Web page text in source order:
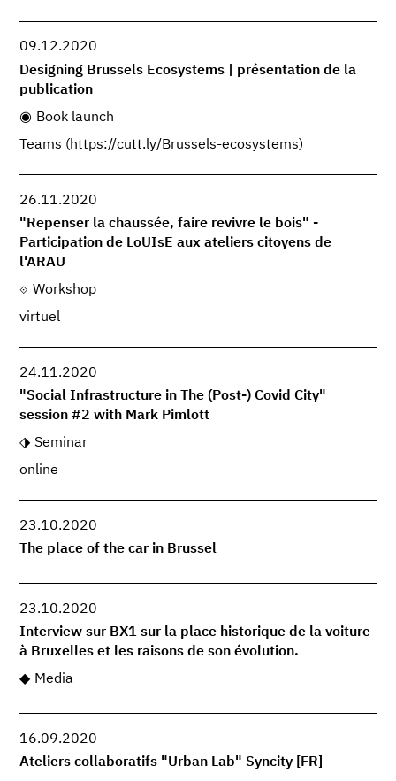
09.12.2020
Designing Brussels Ecosystems | présentation de la
publication
Book launch
Teams (https://cutt.ly/Brussels-ecosystems)
26.11.2020
"Repenser la chaussée, faire revivre le bois" -
Participation de LoUIsE aux ateliers citoyens de
l'ARAU
Workshop
virtuel
24.11.2020
"Social Infrastructure in The (Post-) Covid City"
session #2 with Mark Pimlott
Seminar
online
23.10.2020
The place of the car in Brussel
23.10.2020
Interview sur BX1 sur la place historique de la voiture
à Bruxelles et les raisons de son évolution.
Media
16.09.2020
Ateliers collaboratifs "Urban Lab" Syncity [FR]